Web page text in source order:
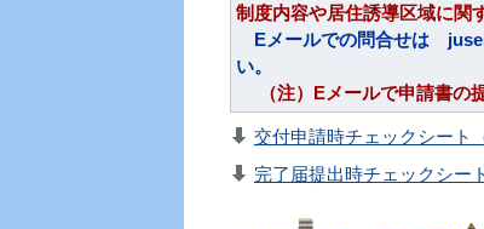
制度内容や居住誘導区域に関
Eメールでの問合せは
い。
（注）Eメールで申請書の
交付申請時チェックシート
完了届提出時チェックシー